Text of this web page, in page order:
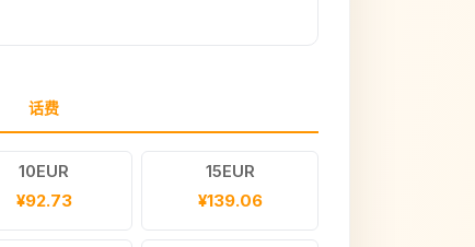
话费
10EUR
¥92.73
15EUR
¥139.06